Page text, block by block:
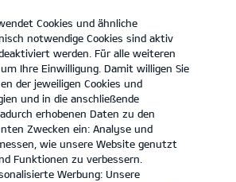
KONTAKT
KIA XCEED
Cookies und ähnliche
notwendige Cookies sind aktiv
werden. Für alle weiteren
Ihre Einwilligung. Damit willigen Sie
der jeweiligen Cookies und
und in die anschließende
erhobenen Daten zu den
Zwecken ein: Analyse und
wie unsere Website genutzt
Funktionen zu verbessern.
Werbung: Unsere